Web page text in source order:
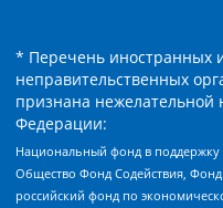
* Перечень иностранных
неправительственных
признана нежелательной
Федерации:
Национальный фонд в поддержку
Общество Фонд Содействия,
российский фонд по